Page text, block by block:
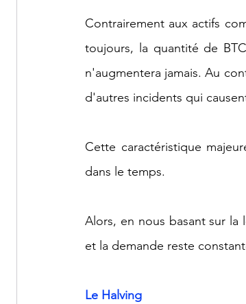
Contrairement aux actifs
toujours, la quantité de
n'augmentera jamais. Au
d'autres incidents qui
Cette caractéristique
dans le temps.
Alors, en nous basant sur
et la demande reste
Le Halving